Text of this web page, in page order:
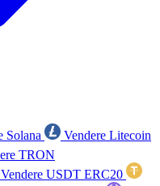
Solana
Vendere Litecoin
TRON
Vendere USDT ERC20